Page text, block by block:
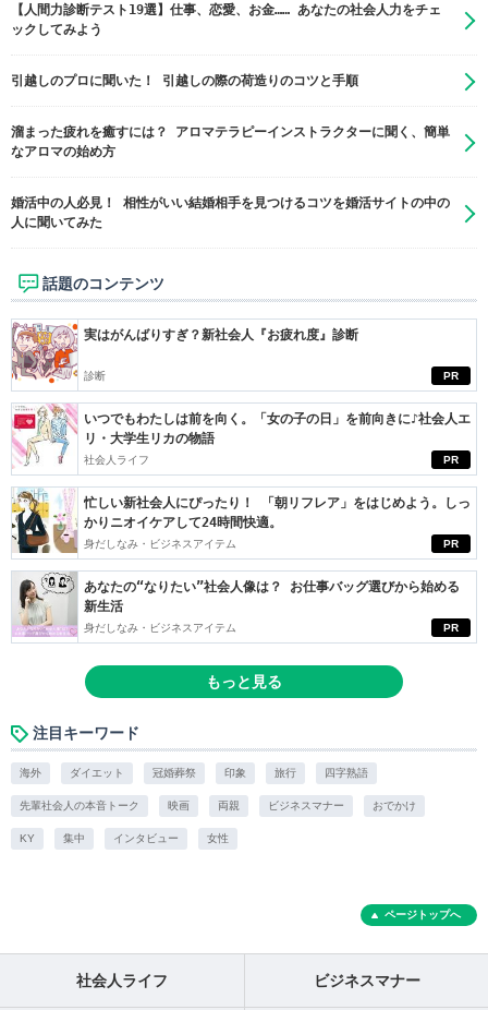
【人間力診断テスト19選】仕事、恋愛、お金…… あなたの社会人力をチェ
ックしてみよう
引越しのプロに聞いた！ 引越しの際の荷造りのコツと手順
溜まった疲れを癒すには？ アロマテラピーインストラクターに聞く、簡単
なアロマの始め方
婚活中の人必見！ 相性がいい結婚相手を見つけるコツを婚活サイトの中の
人に聞いてみた
話題のコンテンツ
PR
実はがんばりすぎ？新社会人『お疲れ度』診断
診断
PR
いつでもわたしは前を向く。「女の子の日」を前向きに♪社会人エ
リ・大学生リカの物語
社会人ライフ
PR
忙しい新社会人にぴったり！ 「朝リフレア」をはじめよう。しっ
かりニオイケアして24時間快適。
身だしなみ・ビジネスアイテム
PR
あなたの“なりたい”社会人像は？ お仕事バッグ選びから始める
新生活
身だしなみ・ビジネスアイテム
もっと見る
注目キーワード
海外 ダイエット 冠婚葬祭 印象 旅行 四字熟語
先輩社会人の本音トーク 映画 両親 ビジネスマナー おでかけ
KY 集中 インタビュー 女性
ページトップへ
社会人ライフ ビジネスマナー